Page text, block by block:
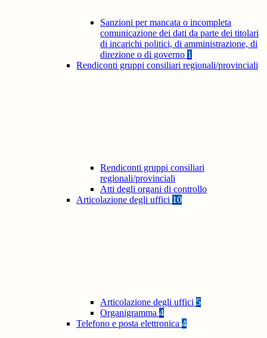
Sanzioni per mancata o incompleta
comunicazione dei dati da parte dei titolari
di incarichi politici, di amministrazione, di
direzione o di governo 1
Rendiconti gruppi consiliari regionali/provinciali
Rendiconti gruppi consiliari
regionali/provinciali
Atti degli organi di controllo
Articolazione degli uffici 10
Articolazione degli uffici 5
Organigramma 4
Telefono e posta elettronica 4